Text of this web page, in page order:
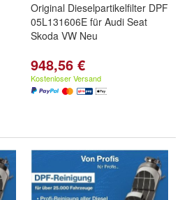
Original Dieselpartikelfilter DPF
05L131606E für Audi Seat
Skoda VW Neu
948,56 €
Kostenloser Versand